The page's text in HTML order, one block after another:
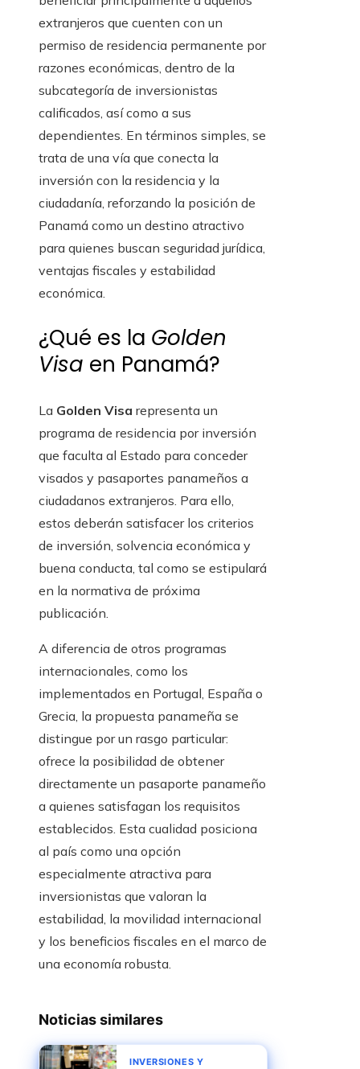
extranjeros que cuenten con un
permiso de residencia permanente por
razones económicas, dentro de la
subcategoría de inversionistas
calificados, así como a sus
dependientes. En términos simples, se
trata de una vía que conecta la
inversión con la residencia y la
ciudadanía, reforzando la posición de
Panamá como un destino atractivo
para quienes buscan seguridad jurídica,
ventajas fiscales y estabilidad
económica.
¿Qué es la Golden
Visa en Panamá?
La Golden Visa representa un
programa de residencia por inversión
que faculta al Estado para conceder
visados y pasaportes panameños a
ciudadanos extranjeros. Para ello,
estos deberán satisfacer los criterios
de inversión, solvencia económica y
buena conducta, tal como se estipulará
en la normativa de próxima
publicación.
A diferencia de otros programas
internacionales, como los
implementados en Portugal, España o
Grecia, la propuesta panameña se
distingue por un rasgo particular:
ofrece la posibilidad de obtener
directamente un pasaporte panameño
a quienes satisfagan los requisitos
establecidos. Esta cualidad posiciona
al país como una opción
especialmente atractiva para
inversionistas que valoran la
estabilidad, la movilidad internacional
y los beneficios fiscales en el marco de
una economía robusta.
Noticias similares
INVERSIONES Y